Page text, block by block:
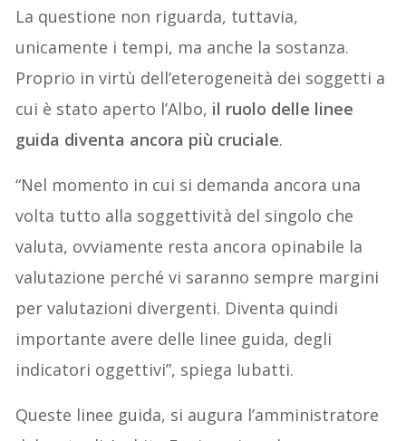
La questione non riguarda, tuttavia,
unicamente i tempi, ma anche la sostanza.
Proprio in virtù dell’eterogeneità dei soggetti a
cui è stato aperto l’Albo, il ruolo delle linee
guida diventa ancora più cruciale.
“Nel momento in cui si demanda ancora una
volta tutto alla soggettività del singolo che
valuta, ovviamente resta ancora opinabile la
valutazione perché vi saranno sempre margini
per valutazioni divergenti. Diventa quindi
importante avere delle linee guida, degli
indicatori oggettivi”, spiega Iubatti.
Queste linee guida, si augura l’amministratore